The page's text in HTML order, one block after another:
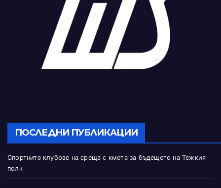
ПОСЛЕДНИ ПУБЛИКАЦИИ
Спортните клубове на среща с кмета за бъдещето на Тежкия
полк